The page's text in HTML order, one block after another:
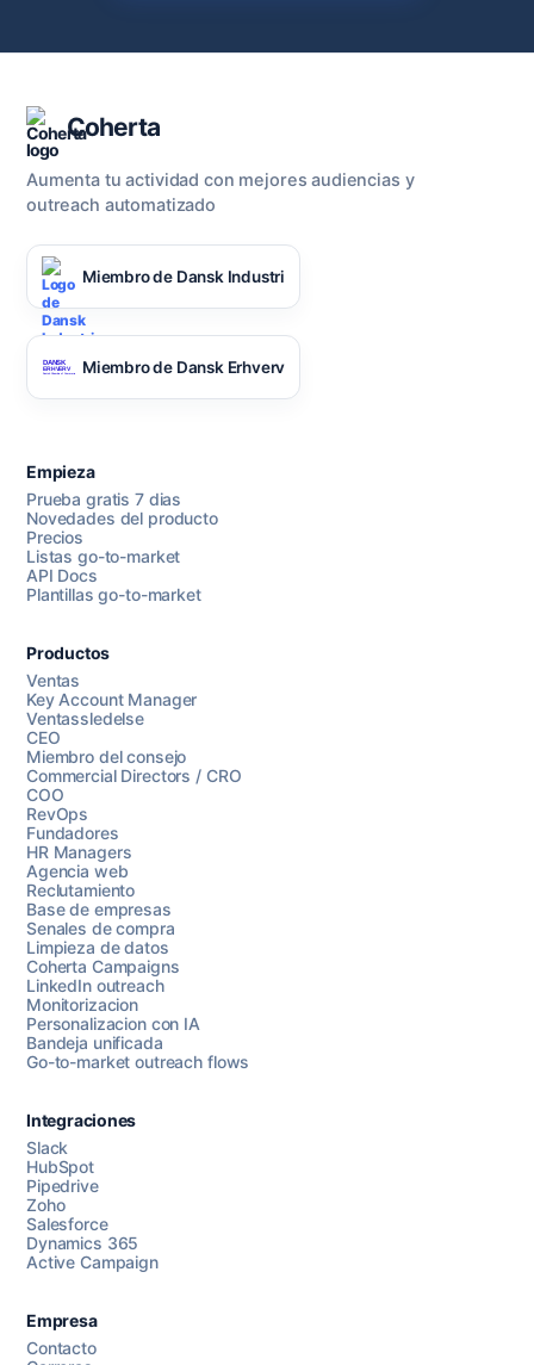
Chatea con nosotros
Coherta
Aumenta tu actividad con mejores audiencias y
outreach automatizado
Miembro de Dansk Industri
Miembro de Dansk Erhverv
Empieza
Prueba gratis 7 dias
Novedades del producto
Precios
Listas go-to-market
API Docs
Plantillas go-to-market
Productos
Ventas
Key Account Manager
Ventassledelse
CEO
Miembro del consejo
Commercial Directors / CRO
COO
RevOps
Fundadores
HR Managers
Agencia web
Reclutamiento
Base de empresas
Senales de compra
Limpieza de datos
Coherta Campaigns
LinkedIn outreach
Monitorizacion
Personalizacion con IA
Bandeja unificada
Go-to-market outreach flows
Integraciones
Slack
HubSpot
Pipedrive
Zoho
Salesforce
Dynamics 365
Active Campaign
Empresa
Contacto